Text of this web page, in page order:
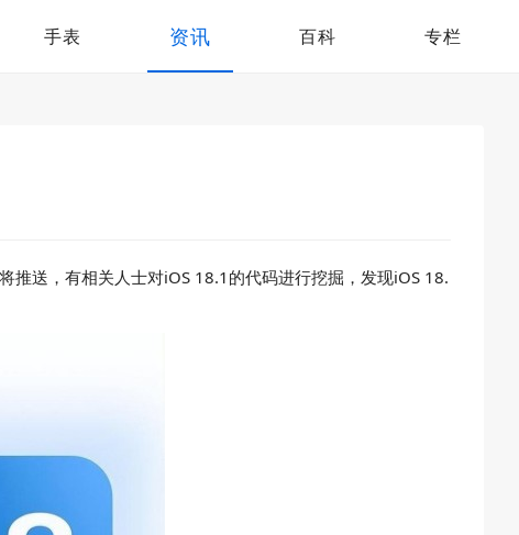
手表 资讯 百科 专栏
推送，有相关人士对iOS 18.1的代码进行挖掘，发现iOS 18.